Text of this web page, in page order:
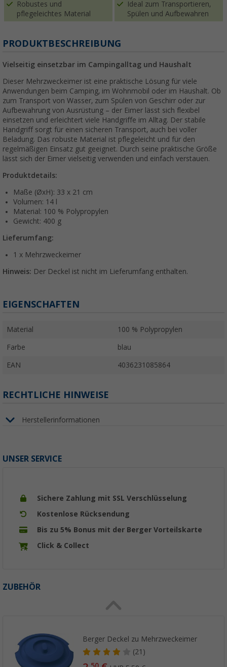
Robustes und
pflegeleichtes Material
Ideal zum Transportieren,
Spülen und Aufbewahren
PRODUKTBESCHREIBUNG
Vielseitig einsetzbar im Campingalltag und Haushalt
Dieser Mehrzweckeimer ist eine praktische Lösung für viele
Anwendungen beim Camping, im Wohnmobil oder im Haushalt. Ob
zum Transport von Wasser, zum Spülen von Geschirr oder zur
Aufbewahrung von Ausrüstung – der Eimer lässt sich flexibel
einsetzen und erleichtert viele Handgriffe im Alltag. Der stabile
Handgriff sorgt für einen sicheren Transport, auch bei voller
Beladung. Das robuste Material ist pflegeleicht und für den
regelmäßigen Einsatz gut geeignet. Durch seine praktische Größe
lässt sich der Eimer vielseitig verwenden und einfach verstauen.
Produktdetails:
Maße (ØxH): 33 x 21 cm
Volumen: 14 l
Material: 100 % Polypropylen
Gewicht: 400 g
Lieferumfang:
1 x Mehrzweckeimer
Hinweis: Der Deckel ist nicht im Lieferumfang enthalten.
EIGENSCHAFTEN
Material 100 % Polypropylen
Farbe blau
EAN 4036231085864
RECHTLICHE HINWEISE
Herstellerinformationen
UNSER SERVICE
Sichere Zahlung mit SSL Verschlüsselung
Kostenlose Rücksendung
Bis zu 5% Bonus mit der Berger Vorteilskarte
Click & Collect
ZUBEHÖR
Berger Deckel zu Mehrzweckeimer
(21)